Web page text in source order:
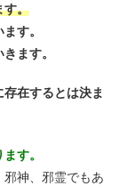
す。
す。
ます。
在するとは決ま
す。
神、邪霊でもあ